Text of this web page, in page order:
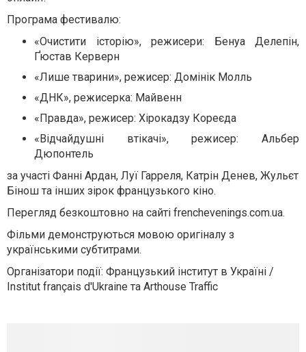
Програма фестивалю:
«Очистити історію», режисери: Бенуа Делепін,
Ґюстав Керверн
«Лише тварини», режисер: Домінік Молль
«ДНК», режисерка: Майвенн
«Правда», режисер: Хірокадзу Кореєда
«Відчайдушні втікачі», режисер: Альбер
Дюпонтель
за участі Фанні Ардан, Луї Гарреля, Катрін Денев, Жульєт
Бінош та інших зірок французького кіно.
Перегляд безкоштовно на сайті frenchevenings.com.ua.
Фільми демонструються мовою оригіналу з
українськими субтитрами.
Організатори події: Французький інститут в Україні /
Institut français d'Ukraine та Arthouse Traffic